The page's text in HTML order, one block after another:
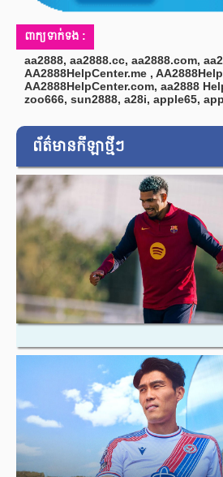
ពាក្យទាក់ទង :
aa2888, aa2888.cc, aa2888.com,
AA2888HelpCenter.me ,
AA2888HelpCenter.com, aa2888
zoo666, sun2888, a28i, apple65,
ព័ត៌មានកីឡាថ្មីៗ